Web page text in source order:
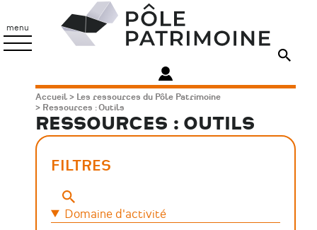
contenu
principal
menu
Patrimoine
Fil
d'Ariane
Accueil
Les ressources du Pôle Patrimoine
Ressources : Outils
RESSOURCES : OUTILS
FILTRES
Mots-
clésDomaine d'activité